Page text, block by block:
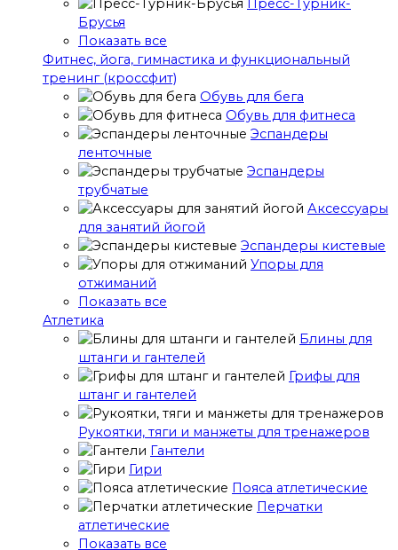
Пресс-Турник-
Брусья
Показать все
Фитнес, йога, гимнастика и функциональный
тренинг (кроссфит)
Обувь для бега
Обувь для фитнеса
Эспандеры
ленточные
Эспандеры
трубчатые
Аксессуары
для занятий йогой
Эспандеры кистевые
Упоры для
отжиманий
Показать все
Атлетика
Блины для
штанги и гантелей
Грифы для
штанг и гантелей
Рукоятки, тяги и манжеты для тренажеров
Гантели
Гири
Пояса атлетические
Перчатки
атлетические
Показать все